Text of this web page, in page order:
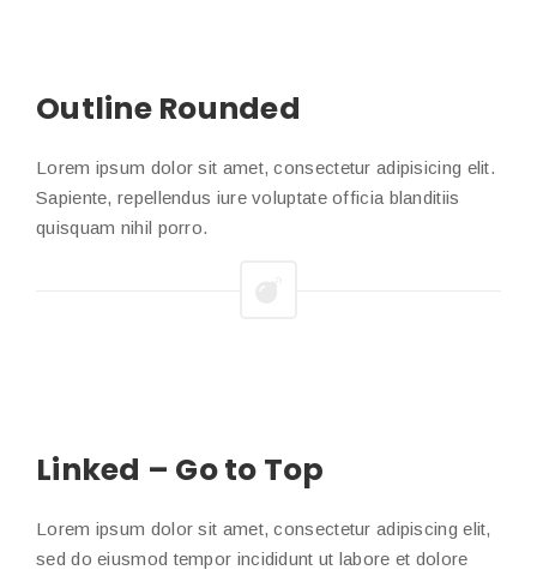
Outline Rounded
Lorem ipsum dolor sit amet, consectetur adipisicing elit.
Sapiente, repellendus iure voluptate officia blanditiis
quisquam nihil porro.
Linked – Go to Top
Lorem ipsum dolor sit amet, consectetur adipiscing elit,
sed do eiusmod tempor incididunt ut labore et dolore